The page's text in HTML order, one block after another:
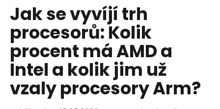
Jak se vyvíjí trh
procesorů: Kolik
procent má AMD a
Intel a kolik jim už
vzaly procesory Arm?